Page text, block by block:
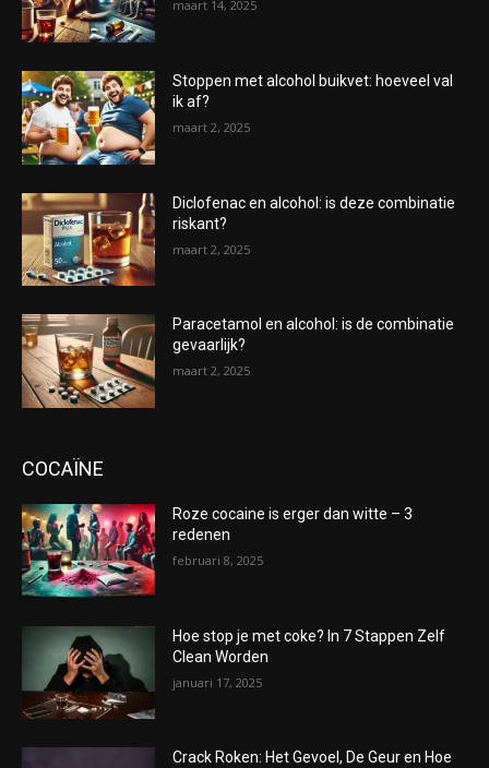
maart 14, 2025
Stoppen met alcohol buikvet: hoeveel val
ik af?
maart 2, 2025
Diclofenac en alcohol: is deze combinatie
riskant?
maart 2, 2025
Paracetamol en alcohol: is de combinatie
gevaarlijk?
maart 2, 2025
COCAÏNE
Roze cocaine is erger dan witte – 3
redenen
februari 8, 2025
Hoe stop je met coke? In 7 Stappen Zelf
Clean Worden
januari 17, 2025
Crack Roken: Het Gevoel, De Geur en Hoe